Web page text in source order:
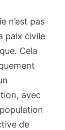
n’est pas
paix civile
Cela
avec
de